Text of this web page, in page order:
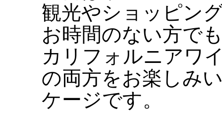
観光やショッピン
お時間のない方で
カリフォルニアワ
の両方をお楽しみ
ケージです。